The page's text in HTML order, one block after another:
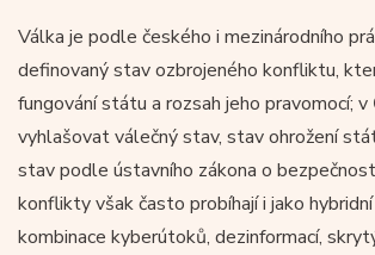
Válka je podle českého i mezinárodního
definovaný stav ozbrojeného konfliktu,
fungování státu a rozsah jeho pravomocí; v
vyhlašovat válečný stav, stav ohrožení
stav podle ústavního zákona o
konflikty však často probíhají i jako
kombinace kyberútoků, dezinformací,